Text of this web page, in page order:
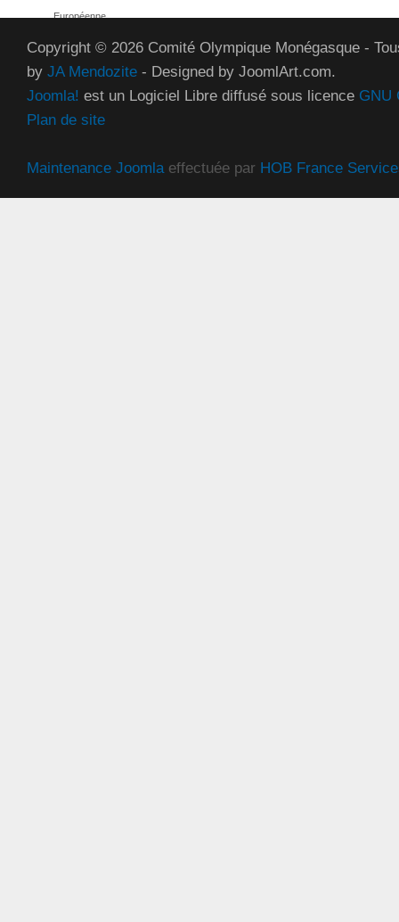
Européenne
Copyright © 2026 Comité Olympique Monégasque -
by JA Mendozite - Designed by JoomlArt.com.
Joomla! est un Logiciel Libre diffusé sous licence GNU
Plan de site
Maintenance Joomlaeffectuée par HOB France